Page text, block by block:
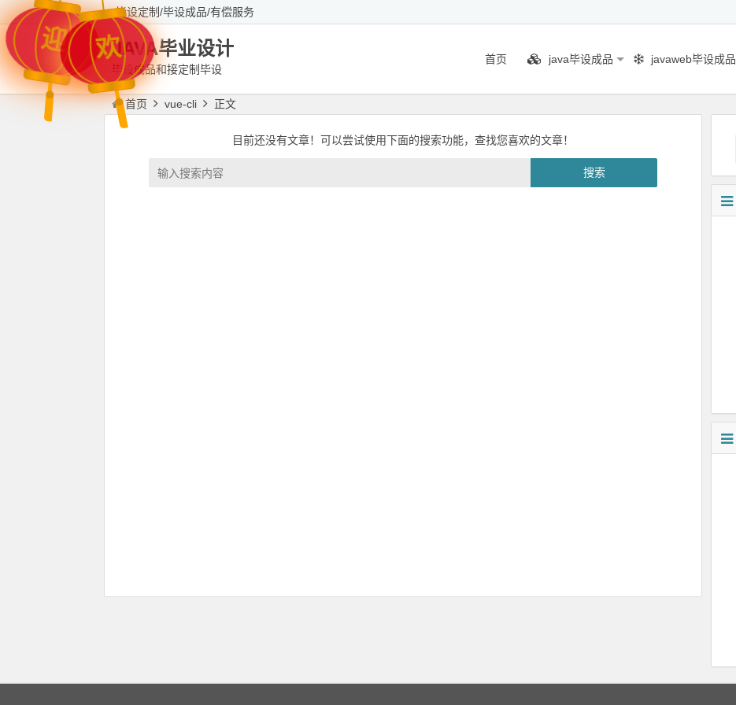
迎 欢
毕设定制/毕设成品/有偿服务
JAVA毕业设计
毕设成品和接定制毕设
首页 java毕设成品 javaweb毕设成品
首页 vue-cli 正文
目前还没有文章！可以尝试使用下面的搜索功能，查找您喜欢的文章！
搜索